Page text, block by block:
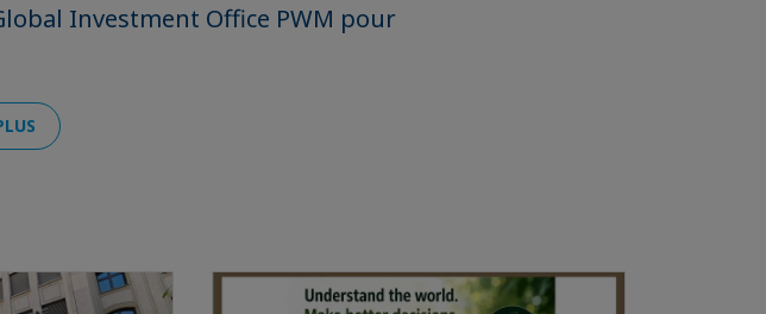
Investment Office PWM pour